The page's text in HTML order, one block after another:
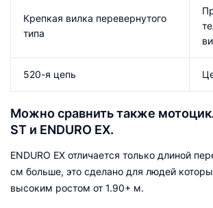
Крепкая вилка перевернутого
типа
520-я цепь
Можно сравнить также
ST и ENDURO EX.
ENDURO EX отличается только длиной
см больше, это сделано для людей
высоким ростом от 1.90+ м.